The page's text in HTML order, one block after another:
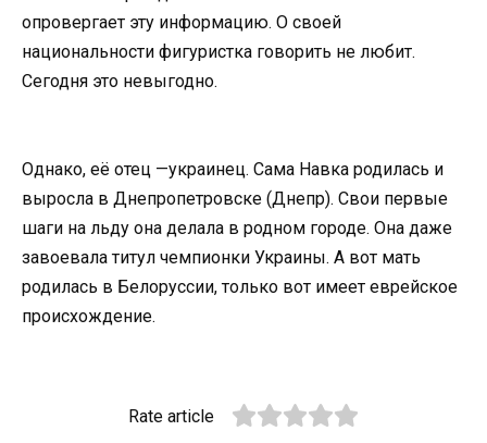
опровергает эту информацию. О своей
национальности фигуристка говорить не любит.
Сегодня это невыгодно.
Однако, её отец —украинец. Сама Навка родилась и
выросла в Днепропетровске (Днепр). Свои первые
шаги на льду она делала в родном городе. Она даже
завоевала титул чемпионки Украины. А вот мать
родилась в Белоруссии, только вот имеет еврейское
происхождение.
Rate article